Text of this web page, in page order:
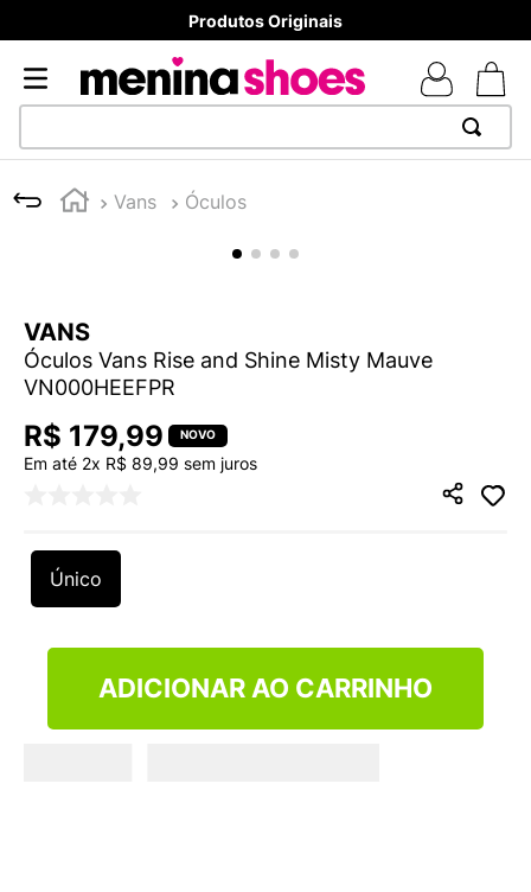
Produtos Originais
Vans Óculos
VANS
Óculos Vans Rise and Shine Misty Mauve
VN000HEEFPR
R$ 179,99
Em até 2x R$ 89,99 sem juros
Único
ADICIONAR AO CARRINHO
1
TÊNIS NEWS BALANCE 530
4º
TÊNIS VEJA WHITE
5º
ADIDAS
º
7 º
MELISSA SLIDE
10º NEW 530